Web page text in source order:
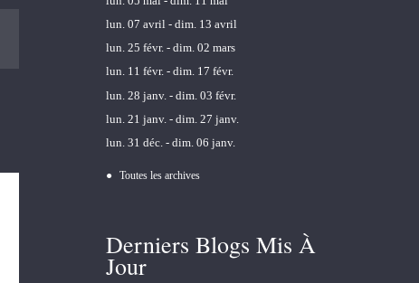
lun. 07 avril - dim. 13 avril
lun. 25 févr. - dim. 02 mars
lun. 11 févr. - dim. 17 févr.
lun. 28 janv. - dim. 03 févr.
lun. 21 janv. - dim. 27 janv.
lun. 31 déc. - dim. 06 janv.
Toutes les archives
Derniers Blogs Mis À
Jour